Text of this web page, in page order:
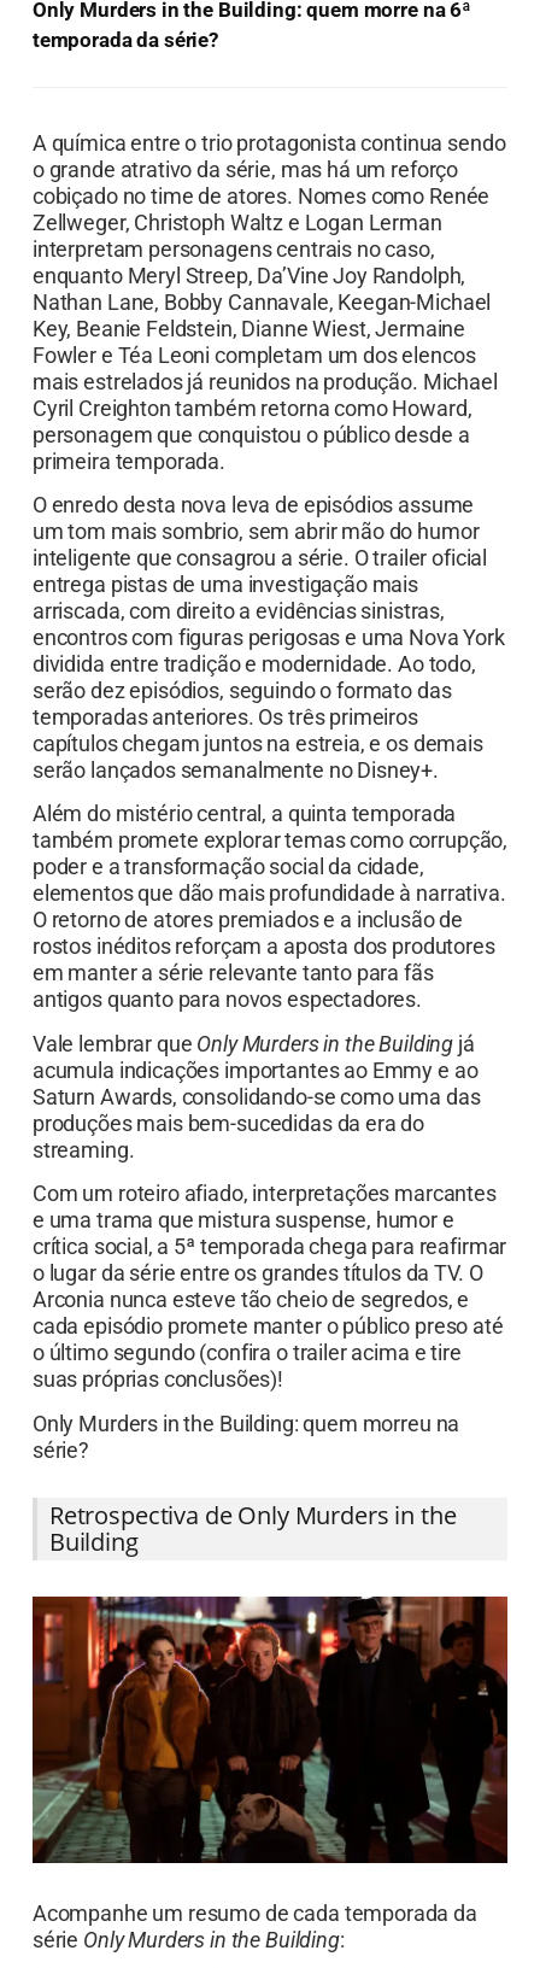
Only Murders in the Building: quem morre na 6ª
temporada da série?
A química entre o trio protagonista continua sendo
o grande atrativo da série, mas há um reforço
cobiçado no time de atores. Nomes como Renée
Zellweger, Christoph Waltz e Logan Lerman
interpretam personagens centrais no caso,
enquanto Meryl Streep, Da’Vine Joy Randolph,
Nathan Lane, Bobby Cannavale, Keegan-Michael
Key, Beanie Feldstein, Dianne Wiest, Jermaine
Fowler e Téa Leoni completam um dos elencos
mais estrelados já reunidos na produção. Michael
Cyril Creighton também retorna como Howard,
personagem que conquistou o público desde a
primeira temporada.
O enredo desta nova leva de episódios assume
um tom mais sombrio, sem abrir mão do humor
inteligente que consagrou a série. O trailer oficial
entrega pistas de uma investigação mais
arriscada, com direito a evidências sinistras,
encontros com figuras perigosas e uma Nova York
dividida entre tradição e modernidade. Ao todo,
serão dez episódios, seguindo o formato das
temporadas anteriores. Os três primeiros
capítulos chegam juntos na estreia, e os demais
serão lançados semanalmente no Disney+.
Além do mistério central, a quinta temporada
também promete explorar temas como corrupção,
poder e a transformação social da cidade,
elementos que dão mais profundidade à narrativa.
O retorno de atores premiados e a inclusão de
rostos inéditos reforçam a aposta dos produtores
em manter a série relevante tanto para fãs
antigos quanto para novos espectadores.
Vale lembrar que Only Murders in the Building já
acumula indicações importantes ao Emmy e ao
Saturn Awards, consolidando-se como uma das
produções mais bem-sucedidas da era do
streaming.
Com um roteiro afiado, interpretações marcantes
e uma trama que mistura suspense, humor e
crítica social, a 5ª temporada chega para reafirmar
o lugar da série entre os grandes títulos da TV. O
Arconia nunca esteve tão cheio de segredos, e
cada episódio promete manter o público preso até
o último segundo (confira o trailer acima e tire
suas próprias conclusões)!
Only Murders in the Building: quem morreu na
série?
Retrospectiva de Only Murders in the
Building
Acompanhe um resumo de cada temporada da
série Only Murders in the Building: